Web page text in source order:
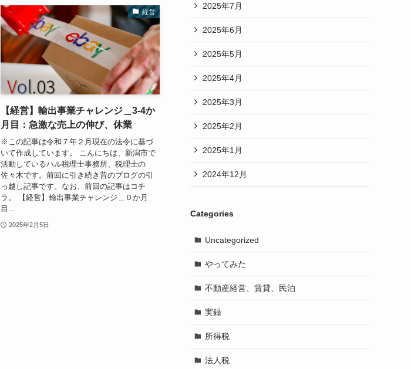
経営
【経営】輸出事業チャレンジ＿3-4か
月目：急激な売上の伸び、休業
※この記事は令和７年２月現在の法令に基づ
いて作成しています。 こんにちは、新潟市で
活動しているハル税理士事務所、税理士の
佐々木です。前回に引き続き昔のブログの引
っ越し記事です。なお、前回の記事はコチ
ラ。 【経営】輸出事業チャレンジ＿０か月
目...
2025年2月5日
2025年7月
2025年6月
2025年5月
2025年4月
2025年3月
2025年2月
2025年1月
2024年12月
Categories
Uncategorized
やってみた
不動産経営、賃貸、民泊
実録
所得税
法人税